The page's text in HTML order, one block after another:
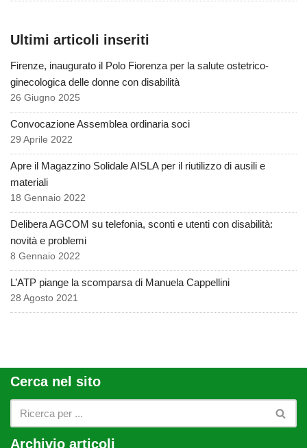
Ultimi articoli inseriti
Firenze, inaugurato il Polo Fiorenza per la salute ostetrico-
ginecologica delle donne con disabilità
26 Giugno 2025
Convocazione Assemblea ordinaria soci
29 Aprile 2022
Apre il Magazzino Solidale AISLA per il riutilizzo di ausili e
materiali
18 Gennaio 2022
Delibera AGCOM su telefonia, sconti e utenti con disabilità:
novità e problemi
8 Gennaio 2022
L’ATP piange la scomparsa di Manuela Cappellini
28 Agosto 2021
Cerca nel sito
Archivio articoli